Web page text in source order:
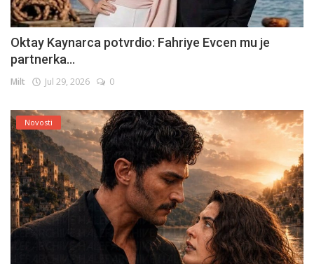
Oktay Kaynarca potvrdio: Fahriye Evcen mu je
partnerka...
Milt Jul 29, 2026 0
Novosti